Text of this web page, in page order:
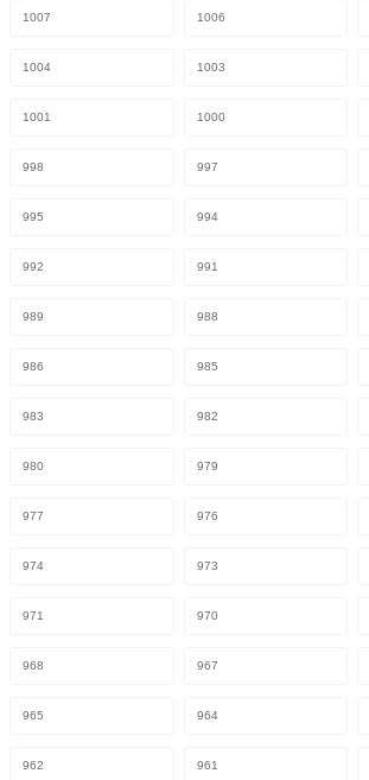
1007 1006
1004 1003
1001 1000
998 997
995 994
992 991
989 988
986 985
983 982
980 979
977 976
974 973
971 970
968 967
965 964
962 961